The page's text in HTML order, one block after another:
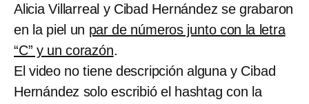
Alicia Villarreal y Cibad Hernández se grabaron
en la piel un par de números junto con la letra
“C” y un corazón.
El video no tiene descripción alguna y Cibad
Hernández solo escribió el hashtag con la